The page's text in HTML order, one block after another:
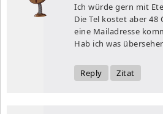
Ich würde gern mit
Die Tel kostet aber
eine Mailadresse
Hab ich was
Reply Zitat